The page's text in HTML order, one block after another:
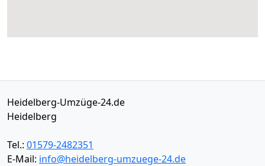
Heidelberg-Umzüge-24.de
Heidelberg
Tel.: 01579-2482351
E-Mail: info@heidelberg-umzuege-24.de